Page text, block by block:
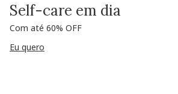
Self-care em dia
Com até 60% OFF
Eu quero